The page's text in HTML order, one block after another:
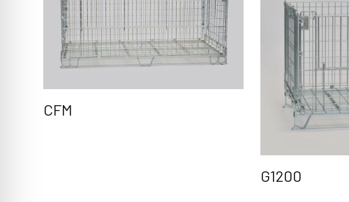
CFM
G1200